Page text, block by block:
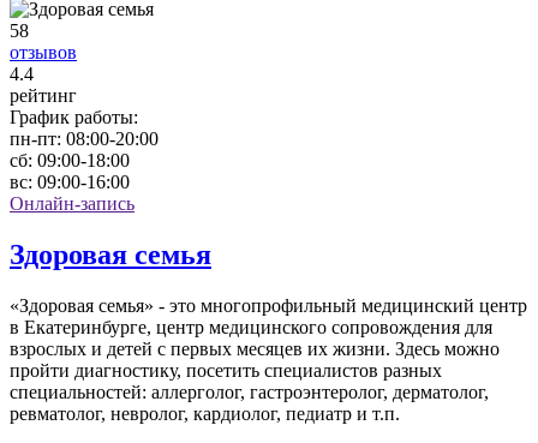
58
отзывов
4.4
рейтинг
График работы:
пн-пт: 08:00-20:00
сб: 09:00-18:00
вс: 09:00-16:00
Онлайн-запись
Здоровая семья
«Здоровая семья» - это многопрофильный медицинский центр
в Екатеринбурге, центр медицинского сопровождения для
взрослых и детей с первых месяцев их жизни. Здесь можно
пройти диагностику, посетить специалистов разных
специальностей: аллерголог, гастроэнтеролог, дерматолог,
ревматолог, невролог, кардиолог, педиатр и т.п.